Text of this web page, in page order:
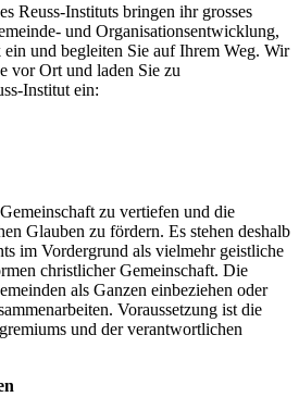
Reuss-Instituts bringen ihr grosses
und Organisationsentwicklung,
und begleiten Sie auf Ihrem Weg. Wir
vor Ort und laden Sie zu
Institut ein:
zu vertiefen und die
Glauben zu fördern. Es stehen deshalb
im Vordergrund als vielmehr geistliche
christlicher Gemeinschaft. Die
als Ganzen einbeziehen oder
Voraussetzung ist die
und der verantwortlichen